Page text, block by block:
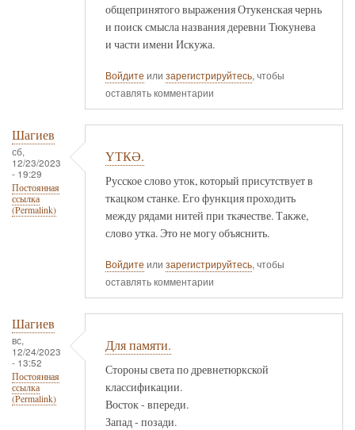
общепринятого выражения Отукенская чернь
и поиск смысла названия деревни Тюкунева
и части имени Искужа.
Войдите или зарегистрируйтесь, чтобы
оставлять комментарии
Шагиев
сб,
12/23/2023
- 19:29
Постоянная
ссылка
(Permalink)
ҮТКӘ.
Русское слово уток, который присутствует в
ткацком станке. Его функция проходить
между рядами нитей при ткачестве. Также,
слово утка. Это не могу объяснить.
Войдите или зарегистрируйтесь, чтобы
оставлять комментарии
Шагиев
вс,
12/24/2023
- 13:52
Постоянная
ссылка
(Permalink)
Для памяти.
Стороны света по древнетюркской
классификации.
Восток - впереди.
Запад - позади.